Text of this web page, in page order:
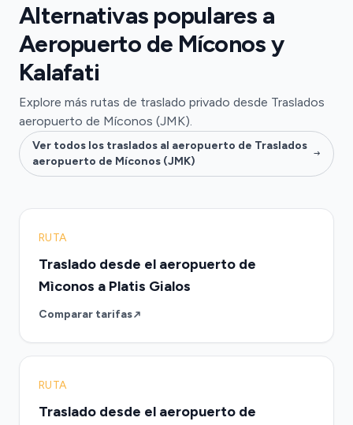
Alternativas populares a
Aeropuerto de Míconos y
Kalafati
Explore más rutas de traslado privado desde Traslados
aeropuerto de Míconos (JMK).
Ver todos los traslados al aeropuerto de Traslados
aeropuerto de Míconos (JMK)
RUTA
Traslado desde el aeropuerto de
Mìconos a Platis Gialos
Comparar tarifas
RUTA
Traslado desde el aeropuerto de